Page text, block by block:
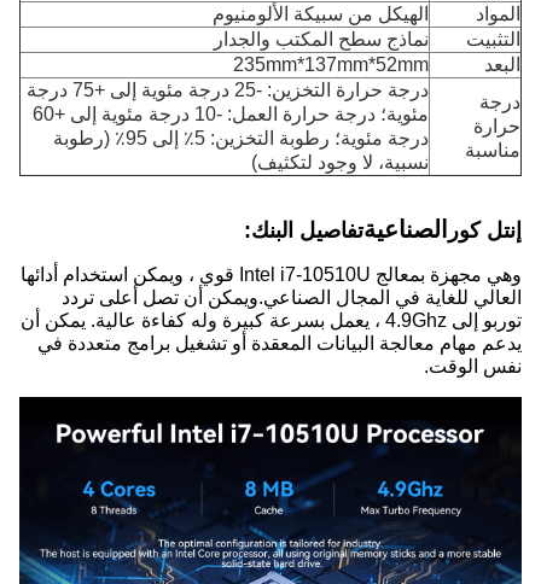
المواد
الهيكل من سبيكة الألومنيوم
التثبيت
نماذج سطح المكتب والجدار
البعد
235mm*137mm*52mm
درجة
حرارة
مناسبة
درجة حرارة التخزين: -25 درجة مئوية إلى +75 درجة
مئوية؛ درجة حرارة العمل: -10 درجة مئوية إلى +60
درجة مئوية؛ رطوبة التخزين: 5٪ إلى 95٪ (رطوبة
نسبية، لا وجود لتكثيف)
إنتل كورالصناعيةتفاصيل البنك:
وهي مجهزة بمعالج Intel i7-10510U قوي ، ويمكن استخدام أدائها
العالي للغاية في المجال الصناعي.ويمكن أن تصل أعلى تردد
توربو إلى 4.9Ghz ، يعمل بسرعة كبيرة وله كفاءة عالية. يمكن أن
يدعم مهام معالجة البيانات المعقدة أو تشغيل برامج متعددة في
نفس الوقت.